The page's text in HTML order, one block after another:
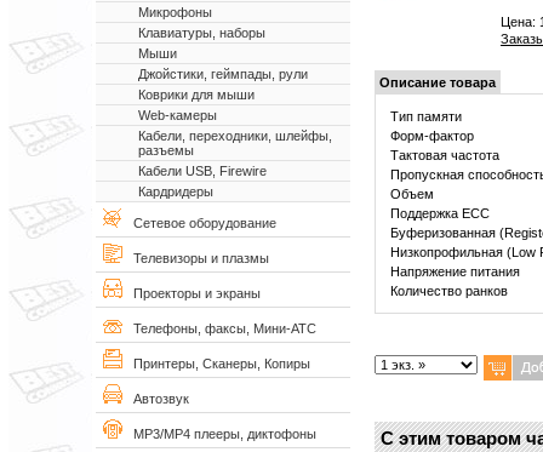
Микрофоны
Клавиатуры, наборы
Мыши
Джойстики, геймпады, рули
Коврики для мыши
Web-камеры
Кабели, переходники, шлейфы,
разъемы
Кабели USB, Firewire
Кардридеры
Сетевое оборудование
Телевизоры и плазмы
Проекторы и экраны
Телефоны, факсы, Мини-АТС
Принтеры, Сканеры, Копиры
Автозвук
MP3/MP4 плееры, диктофоны
Цена:
Описание товара
Тип памяти
Форм-фактор
Тактовая частота
Пропускная
Объем
Поддержка ECC
Буферизованная
Низкопрофильная (Low
Напряжение питания
Количество ранков
С этим товаром